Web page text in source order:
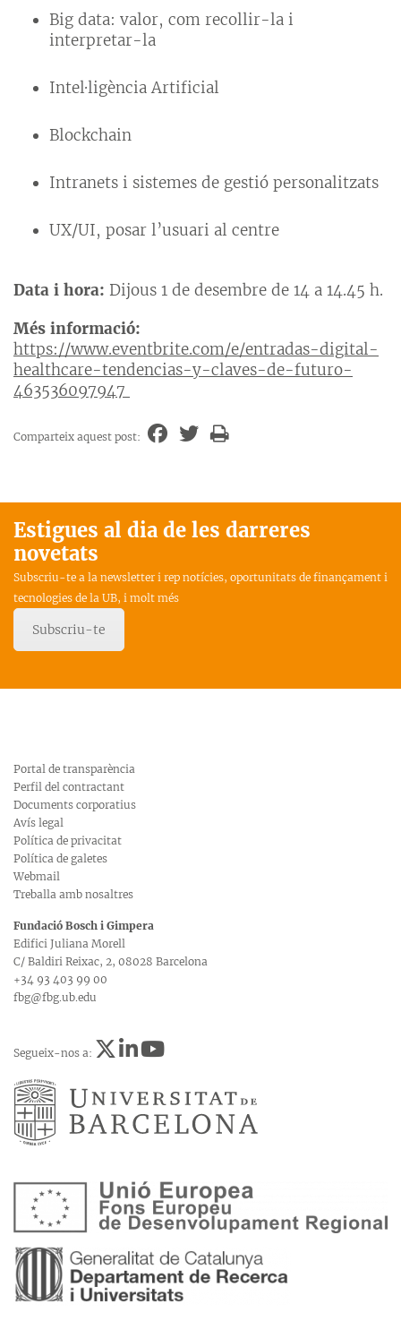
Big data: valor, com recollir-la i
interpretar-la
Intel·ligència Artificial
Blockchain
Intranets i sistemes de gestió personalitzats
UX/UI, posar l’usuari al centre
Data i hora: Dijous 1 de desembre de 14 a 14.45 h.
Més informació:
https://www.eventbrite.com/e/entradas-digital-
healthcare-tendencias-y-claves-de-futuro-
463536097947
Comparteix aquest post:
Estigues al dia de les darreres
novetats
Subscriu-te a la newsletter i rep notícies, oportunitats de finançament i
tecnologies de la UB, i molt més
Subscriu-te
Portal de transparència
Perfil del contractant
Documents corporatius
Avís legal
Política de privacitat
Política de galetes
Webmail
Treballa amb nosaltres
Fundació Bosch i Gimpera
Edifici Juliana Morell
C/ Baldiri Reixac, 2, 08028 Barcelona
+34 93 403 99 00
fbg@fbg.ub.edu
Segueix-nos a: